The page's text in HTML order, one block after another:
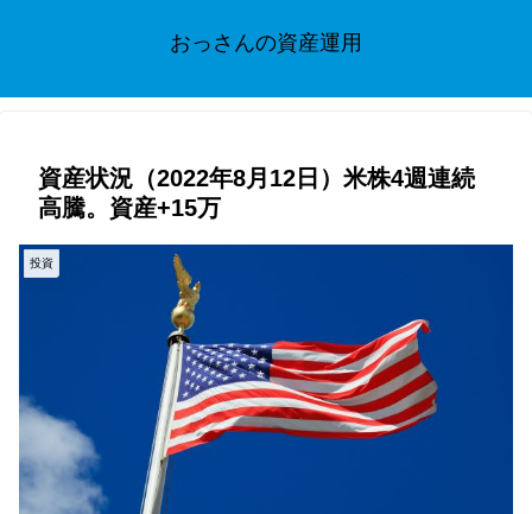
おっさんの資産運用
資産状況（2022年8月12日）米株4週連続
高騰。資産+15万
投資